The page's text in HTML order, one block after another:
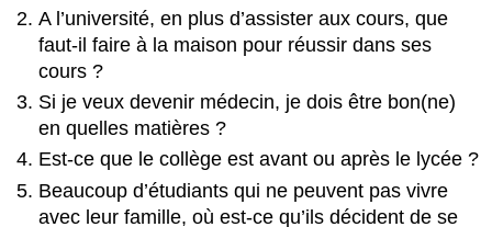
A l’université, en plus d’assister aux cours, que
faut-il faire à la maison pour réussir dans ses
cours ?
Si je veux devenir médecin, je dois être bon(ne)
en quelles matières ?
Est-ce que le collège est avant ou après le lycée ?
Beaucoup d’étudiants qui ne peuvent pas vivre
avec leur famille, où est-ce qu’ils décident de se